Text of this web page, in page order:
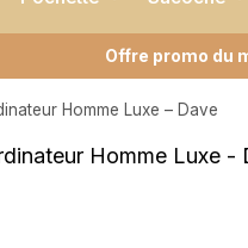
Offre promo du
Homme Luxe – Dave